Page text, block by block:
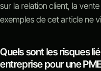
sur la relation client, la
exemples de cet article ne
Quels sont les risques
entreprise pour une